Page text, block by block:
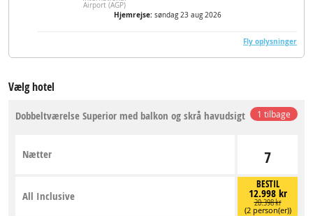
Airport (AGP)
Hjemrejse: søndag 23 aug 2026
Fly oplysninger
Vælg hotel
1 tilbage
Dobbeltværelse Superior med balkon og skrå havudsigt
7
Nætter
BESTIL
12.998 kr
20.398 kr
(2 person(er))
All Inclusive